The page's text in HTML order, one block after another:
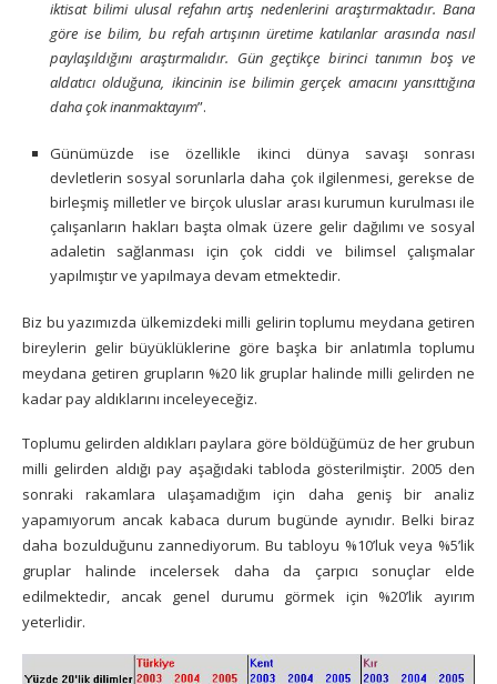
iktisat bilimi ulusal refahın artış nedenlerini araştırmaktadır. Bana
göre ise bilim, bu refah artışının üretime katılanlar arasında nasıl
paylaşıldığını araştırmalıdır. Gün geçtikçe birinci tanımın boş ve
aldatıcı olduğuna, ikincinin ise bilimin gerçek amacını yansıttığına
daha çok inanmaktayım”.
Günümüzde ise özellikle ikinci dünya savaşı sonrası
devletlerin sosyal sorunlarla daha çok ilgilenmesi, gerekse de
birleşmiş milletler ve birçok uluslar arası kurumun kurulması ile
çalışanların hakları başta olmak üzere gelir dağılımı ve sosyal
adaletin sağlanması için çok ciddi ve bilimsel çalışmalar
yapılmıştır ve yapılmaya devam etmektedir.
Biz bu yazımızda ülkemizdeki milli gelirin toplumu meydana getiren
bireylerin gelir büyüklüklerine göre başka bir anlatımla toplumu
meydana getiren grupların %20 lik gruplar halinde milli gelirden ne
kadar pay aldıklarını inceleyeceğiz.
Toplumu gelirden aldıkları paylara göre böldüğümüz de her grubun
milli gelirden aldığı pay aşağıdaki tabloda gösterilmiştir. 2005 den
sonraki rakamlara ulaşamadığım için daha geniş bir analiz
yapamıyorum ancak kabaca durum bugünde aynıdır. Belki biraz
daha bozulduğunu zannediyorum. Bu tabloyu %10’luk veya %5’lik
gruplar halinde incelersek daha da çarpıcı sonuçlar elde
edilmektedir, ancak genel durumu görmek için %20’lik ayırım
yeterlidir.